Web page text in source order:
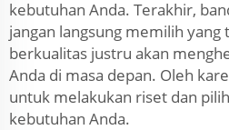
kebutuhan Anda. Terakhir,
jangan langsung memilih
berkualitas justru akan
Anda di masa depan. Oleh
untuk melakukan riset dan
kebutuhan Anda.